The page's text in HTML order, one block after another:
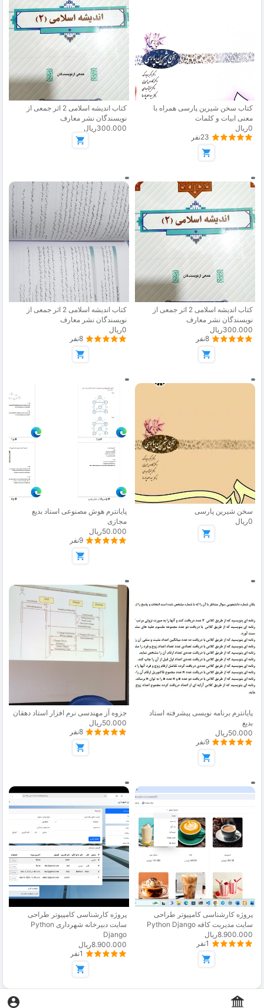
کتاب سخن شیرین پارسی همراه با
معنی ابیات و کلمات
0ریال
23نفر
کتاب اندیشه اسلامی 2 اثر جمعی از
نویسندگان نشر معارف
300.000ریال
کتاب اندیشه اسلامی 2 اثر جمعی از
نویسندگان نشر معارف
300.000ریال
8نفر
کتاب اندیشه اسلامی 2 اثر جمعی از
نویسندگان نشر معارف
0ریال
8نفر
سخن شیرین پارسی
0ریال
پایانترم هوش مصنوعی استاد بدیع
مجازی
50.000ریال
9نفر
پایانترم برنامه نویسی پیشرفته استاد
بدیع
50.000ریال
9نفر
جزوه آز مهندسی نرم افزار استاد دهقان
50.000ریال
8نفر
پروژه کارشناسی کامپیوتر طراحی
سایت مدیریت کافه Python Django
8.900.000ریال
1نفر
پروژه کارشناسی کامپیوتر طراحی
سایت دبیرخانه شهرداری Python
Django
8.900.000ریال
1نفر